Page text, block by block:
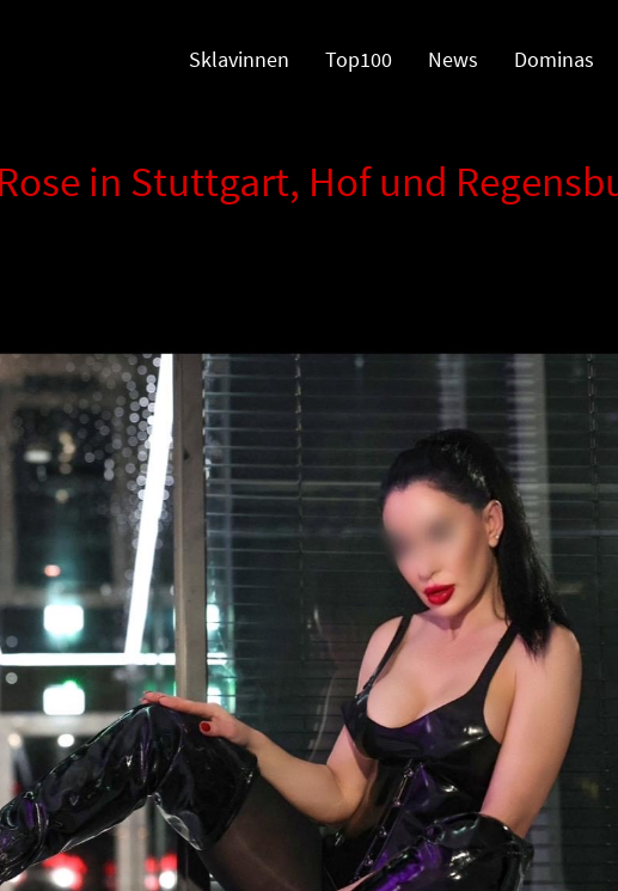
Sklavinnen Top100 News Dominas
in Stuttgart, Hof und